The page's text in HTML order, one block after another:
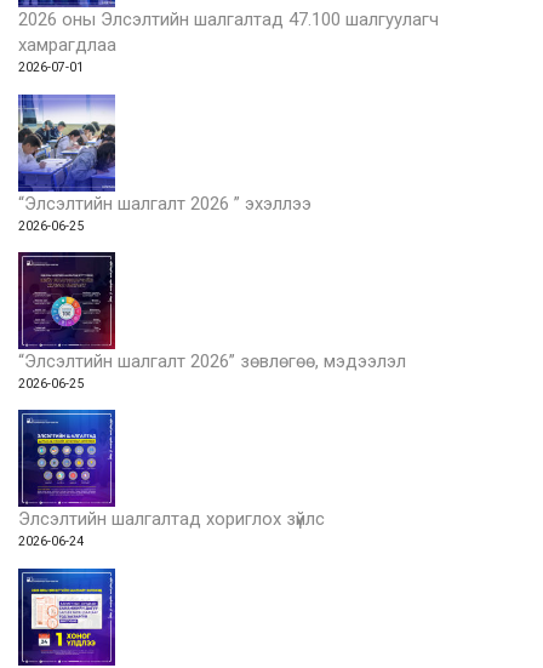
2026 оны Элсэлтийн шалгалтад 47.100 шалгуулагч
хамрагдлаа
2026-07-01
“Элсэлтийн шалгалт 2026 ” эхэллээ
2026-06-25
“Элсэлтийн шалгалт 2026” зөвлөгөө, мэдээлэл
2026-06-25
Элсэлтийн шалгалтад хориглох зүйлс
2026-06-24